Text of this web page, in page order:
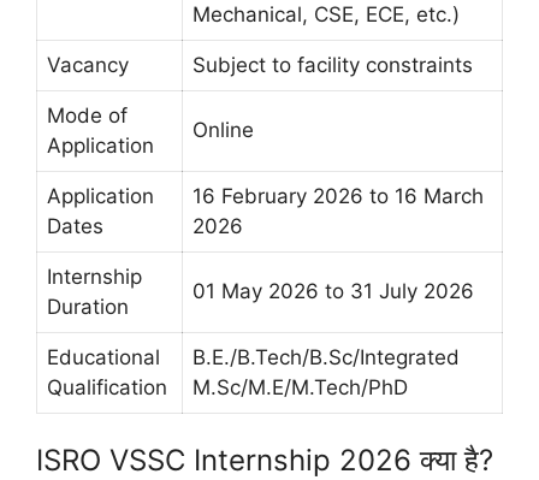
Mechanical, CSE, ECE, etc.)
Vacancy Subject to facility constraints
Mode of
Application
Online
Application
Dates
16 February 2026 to 16 March
2026
Internship
Duration
01 May 2026 to 31 July 2026
Educational
Qualification
B.E./B.Tech/B.Sc/Integrated
M.Sc/M.E/M.Tech/PhD
ISRO VSSC Internship 2026 क्या है?